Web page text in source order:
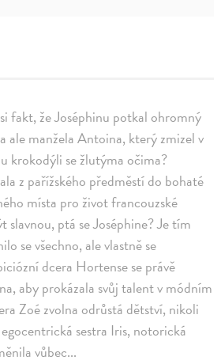
fakt, že Joséphinu potkal ohromný
ale manžela Antoina, který zmizel v
krokodýli se žlutýma očima?
z pařížského předměstí do bohaté
místa pro život francouzské
slavnou, ptá se Joséphine? Je tím
se všechno, ale vlastně se
dcera Hortense se právě
aby prokázala svůj talent v módním
Zoé zvolna odrůstá dětství, nikoli
sestra Iris, notorická
vůbec...